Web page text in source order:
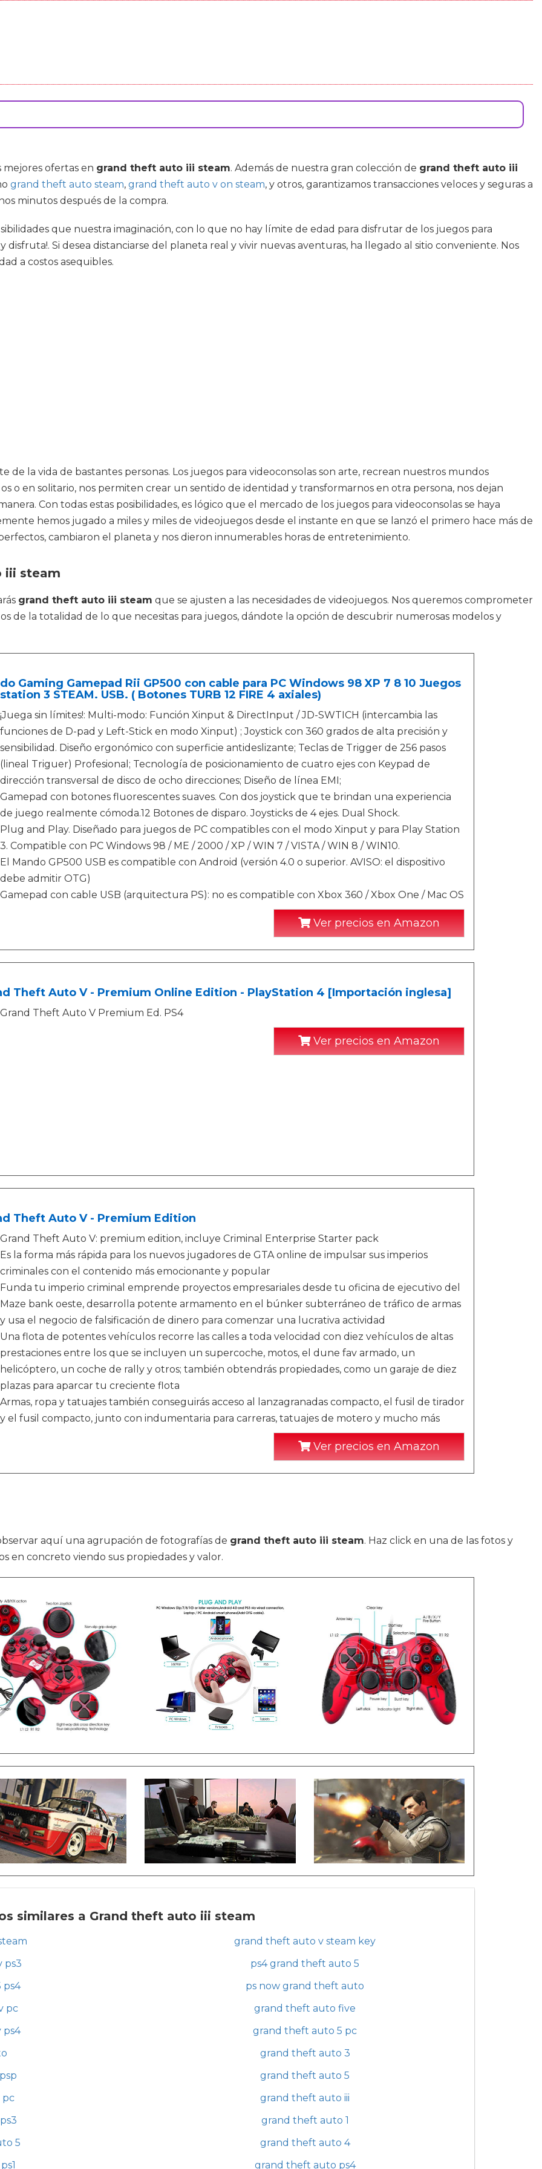
mejores ofertas en grand theft auto iii steam. Además de nuestra gran colección de grand theft auto iii
grand theft auto steam, grand theft auto v on steam, y otros, garantizamos transacciones veloces y seguras a
minutos después de la compra.
que nuestra imaginación, con lo que no hay límite de edad para disfrutar de los juegos para
disfruta!. Si desea distanciarse del planeta real y vivir nuevas aventuras, ha llegado al sitio conveniente. Nos
a costos asequibles.
de la vida de bastantes personas. Los juegos para videoconsolas son arte, recrean nuestros mundos
o en solitario, nos permiten crear un sentido de identidad y transformarnos en otra persona, nos dejan
Con todas estas posibilidades, es lógico que el mercado de los juegos para videoconsolas se haya
hemos jugado a miles y miles de videojuegos desde el instante en que se lanzó el primero hace más de
cambiaron el planeta y nos dieron innumerables horas de entretenimiento.
iii steam
grand theft auto iii steam que se ajusten a las necesidades de videojuegos. Nos queremos comprometer
de la totalidad de lo que necesitas para juegos, dándote la opción de descubrir numerosas modelos y
Gaming Gamepad Rii GP500 con cable para PC Windows 98 XP 7 8 10 Juegos
3 STEAM. USB. ( Botones TURB 12 FIRE 4 axiales)
¡Juega sin límites!: Multi-modo: Función Xinput & DirectInput / JD-SWTICH (intercambia las
funciones de D-pad y Left-Stick en modo Xinput) ; Joystick con 360 grados de alta precisión y
sensibilidad. Diseño ergonómico con superficie antideslizante; Teclas de Trigger de 256 pasos
(lineal Triguer) Profesional; Tecnología de posicionamiento de cuatro ejes con Keypad de
dirección transversal de disco de ocho direcciones; Diseño de línea EMI;
Gamepad con botones fluorescentes suaves. Con dos joystick que te brindan una experiencia
de juego realmente cómoda.12 Botones de disparo. Joysticks de 4 ejes. Dual Shock.
Plug and Play. Diseñado para juegos de PC compatibles con el modo Xinput y para Play Station
3. Compatible con PC Windows 98 / ME / 2000 / XP / WIN 7 / VISTA / WIN 8 / WIN10.
El Mando GP500 USB es compatible con Android (versión 4.0 o superior. AVISO: el dispositivo
debe admitir OTG)
Gamepad con cable USB (arquitectura PS): no es compatible con Xbox 360 / Xbox One / Mac OS
Ver precios en Amazon
Theft Auto V - Premium Online Edition - PlayStation 4 [Importación inglesa]
Grand Theft Auto V Premium Ed. PS4
Ver precios en Amazon
Theft Auto V - Premium Edition
Grand Theft Auto V: premium edition, incluye Criminal Enterprise Starter pack
Es la forma más rápida para los nuevos jugadores de GTA online de impulsar sus imperios
criminales con el contenido más emocionante y popular
Funda tu imperio criminal emprende proyectos empresariales desde tu oficina de ejecutivo del
Maze bank oeste, desarrolla potente armamento en el búnker subterráneo de tráfico de armas
y usa el negocio de falsificación de dinero para comenzar una lucrativa actividad
Una flota de potentes vehículos recorre las calles a toda velocidad con diez vehículos de altas
prestaciones entre los que se incluyen un supercoche, motos, el dune fav armado, un
helicóptero, un coche de rally y otros; también obtendrás propiedades, como un garaje de diez
plazas para aparcar tu creciente flota
Armas, ropa y tatuajes también conseguirás acceso al lanzagranadas compacto, el fusil de tirador
y el fusil compacto, junto con indumentaria para carreras, tatuajes de motero y mucho más
Ver precios en Amazon
aquí una agrupación de fotografías de grand theft auto iii steam. Haz click en una de las fotos y
en concreto viendo sus propiedades y valor.
similares a Grand theft auto iii steam
grand theft auto v steam key
ps3
ps4 grand theft auto 5
ps4
ps now grand theft auto
pc
grand theft auto five
ps4
grand theft auto 5 pc
grand theft auto 3
grand theft auto 5
pc
grand theft auto iii
grand theft auto 1
5
grand theft auto 4
grand theft auto ps4